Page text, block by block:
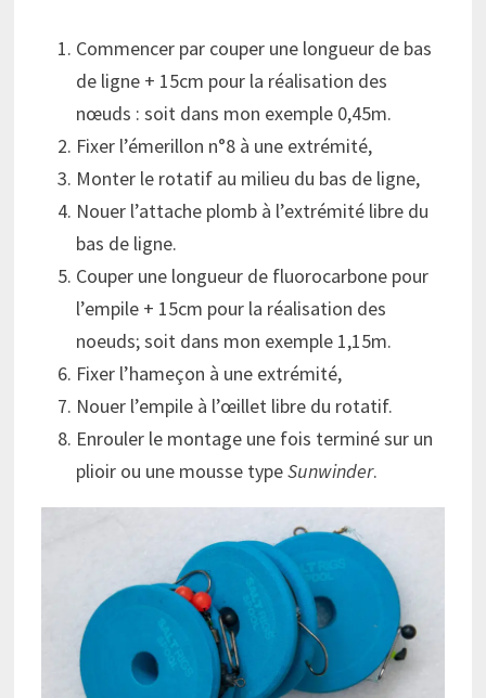
Commencer par couper une longueur de bas
de ligne + 15cm pour la réalisation des
nœuds : soit dans mon exemple 0,45m.
Fixer l’émerillon n°8 à une extrémité,
Monter le rotatif au milieu du bas de ligne,
Nouer l’attache plomb à l’extrémité libre du
bas de ligne.
Couper une longueur de fluorocarbone pour
l’empile + 15cm pour la réalisation des
noeuds; soit dans mon exemple 1,15m.
Fixer l’hameçon à une extrémité,
Nouer l’empile à l’œillet libre du rotatif.
Enrouler le montage une fois terminé sur un
plioir ou une mousse typeSunwinder.